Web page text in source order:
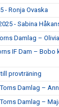
- Ronja Ovaska
- Sabina
Damlag –
IF Dam – Bobo
provträning
Damlag –
Damlag –